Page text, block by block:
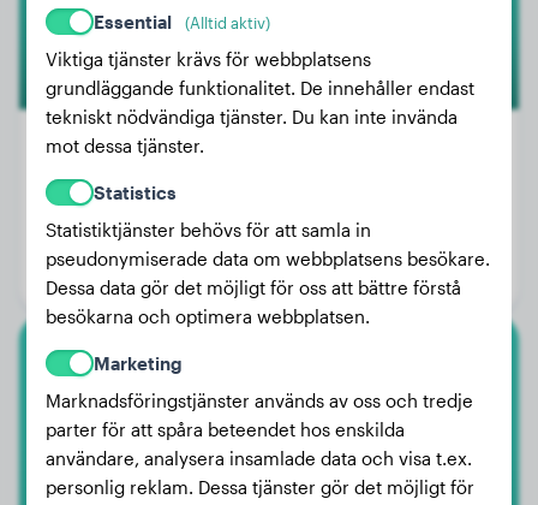
Vikt:
Ålder:
10 år, 9 månader
Kön:
Hanhund
Ollie
Essential (Alltid aktiv)
Viktiga tjänster krävs för webbplatsens
grundläggande funktionalitet. De innehåller endast
tekniskt nödvändiga tjänster. Du kan inte invända
mot dessa tjänster.
Statistics
Statistiktjänster behövs för att samla in
pseudonymiserade data om webbplatsens besökare.
Dessa data gör det möjligt för oss att bättre förstå
besökarna och optimera webbplatsen.
Marketing
Marknadsföringstjänster används av oss och tredje
parter för att spåra beteendet hos enskilda
användare, analysera insamlade data och visa t.ex.
personlig reklam. Dessa tjänster gör det möjligt för